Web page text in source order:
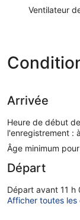
Ventilateur
Arrivée
Heure de début
l'enregistrement :
Âge minimum
Départ
Départ avant 11 h
Afficher toutes les